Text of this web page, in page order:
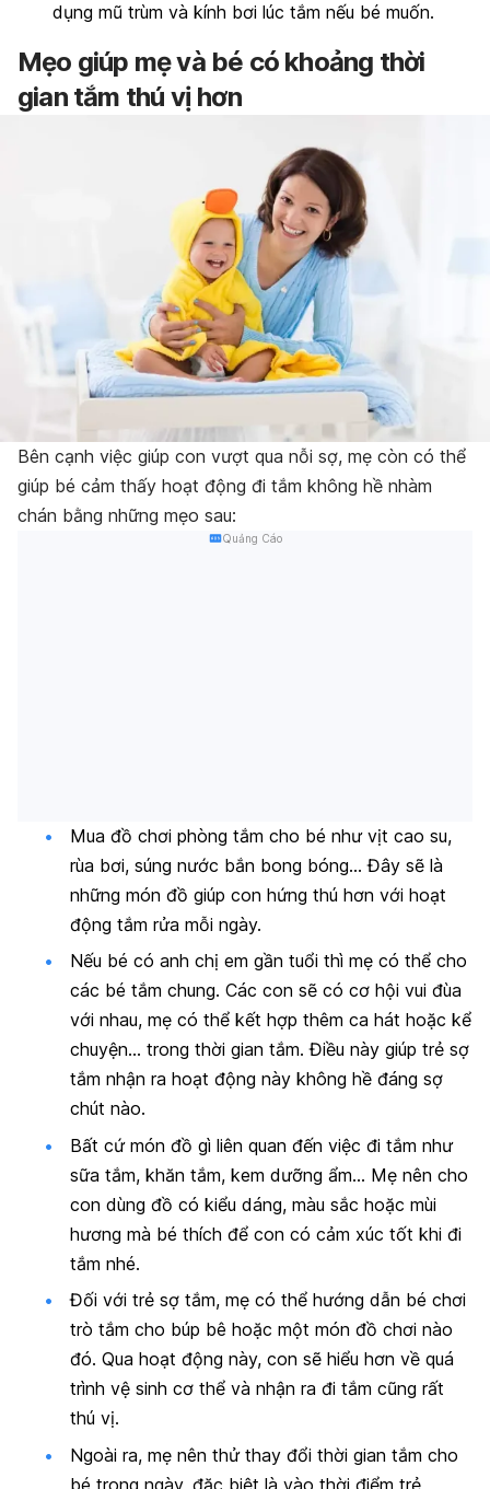
dụng mũ trùm và kính bơi lúc tắm nếu bé muốn.
Mẹo giúp mẹ và bé có khoảng thời
gian tắm thú vị hơn
Bên cạnh việc giúp con vượt qua nỗi sợ, mẹ còn có thể
giúp bé cảm thấy hoạt động đi tắm không hề nhàm
chán bằng những mẹo sau:
Quảng Cáo
Mua đồ chơi phòng tắm cho bé như vịt cao su,
rùa bơi, súng nước bắn bong bóng… Đây sẽ là
những món đồ giúp con hứng thú hơn với hoạt
động tắm rửa mỗi ngày.
Nếu bé có anh chị em gần tuổi thì mẹ có thể cho
các bé tắm chung. Các con sẽ có cơ hội vui đùa
với nhau, mẹ có thể kết hợp thêm ca hát hoặc kể
chuyện… trong thời gian tắm. Điều này giúp trẻ sợ
tắm nhận ra hoạt động này không hề đáng sợ
chút nào.
Bất cứ món đồ gì liên quan đến việc đi tắm như
sữa tắm, khăn tắm, kem dưỡng ẩm… Mẹ nên cho
con dùng đồ có kiểu dáng, màu sắc hoặc mùi
hương mà bé thích để con có cảm xúc tốt khi đi
tắm nhé.
Đối với trẻ sợ tắm, mẹ có thể hướng dẫn bé chơi
trò tắm cho búp bê hoặc một món đồ chơi nào
đó. Qua hoạt động này, con sẽ hiểu hơn về quá
trình vệ sinh cơ thể và nhận ra đi tắm cũng rất
thú vị.
Ngoài ra, mẹ nên thử thay đổi thời gian tắm cho
bé trong ngày, đặc biệt là vào thời điểm trẻ